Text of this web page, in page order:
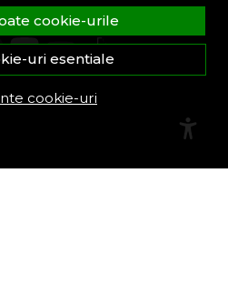
cookie-urile
uri esentiale
cookie-uri